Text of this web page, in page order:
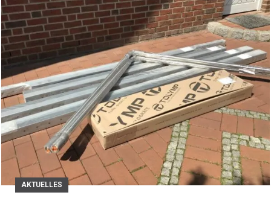
AKTUELLES